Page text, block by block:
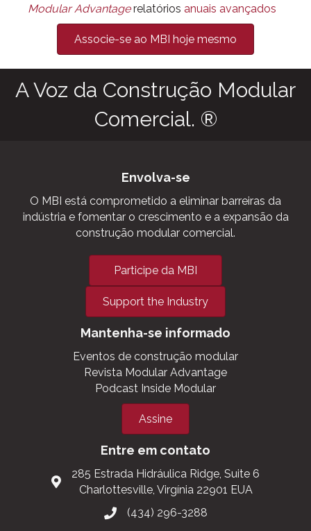
Modular Advantagerelatórios anuais avançados
Associe-se ao MBI hoje mesmo
A Voz da Construção Modular
Comercial. ®
Envolva-se
O MBI está comprometido a eliminar barreiras da
indústria e fomentar o crescimento e a expansão da
construção modular comercial.
Participe da MBI
Support the Industry
Mantenha-se informado
Eventos de construção modular
Revista Modular Advantage
Podcast Inside Modular
Assine
Entre em contato
285 Estrada Hidráulica Ridge, Suite 6
Charlottesville, Virgínia 22901 EUA
(434) 296-3288